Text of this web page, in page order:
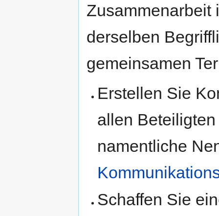
Zusammenarbeit
derselben
gemeinsamen
Erstellen Sie
allen
namentliche
Schaffen Sie